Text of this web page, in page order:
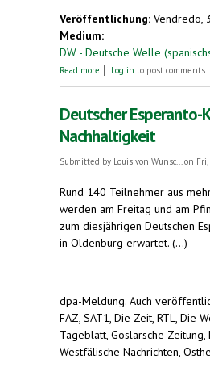
Veröffentlichung: Vendredo,
Medium:
DW - Deutsche Welle
Read more about Celebrarán en
Log in to post comments
Deutscher Esperanto-
Nachhaltigkeit
Submitted by Louis von Wunsc...on Fri,
Rund 140 Teilnehmer aus
werden am Freitag und am
zum diesjährigen Deutschen
in Oldenburg erwartet. (...)
dpa-Meldung. Auch
FAZ, SAT1, Die Zeit, RTL, Die
Tageblatt, Goslarsche Zeitung,
Westfälische Nachrichten,